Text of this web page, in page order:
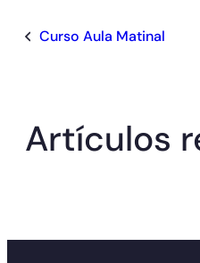
Curso Aula Matinal
Artículos